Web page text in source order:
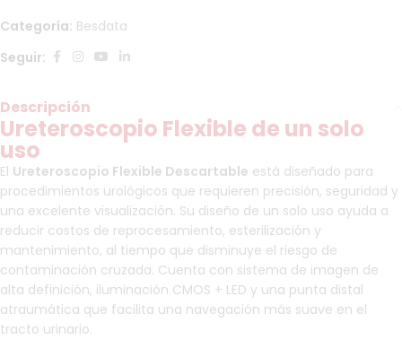
Categoría: Besdata
Seguir:
Descripción
Ureteroscopio Flexible de un solo
uso
El Ureteroscopio Flexible Descartable está diseñado para
procedimientos urológicos que requieren precisión, seguridad y
una excelente visualización. Su diseño de un solo uso ayuda a
reducir costos de reprocesamiento, esterilización y
mantenimiento, al tiempo que disminuye el riesgo de
contaminación cruzada. Cuenta con sistema de imagen de
alta definición, iluminación CMOS + LED y una punta distal
atraumática que facilita una navegación más suave en el
tracto urinario.